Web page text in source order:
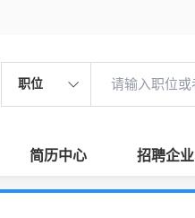
职位
简历中心 招聘企业